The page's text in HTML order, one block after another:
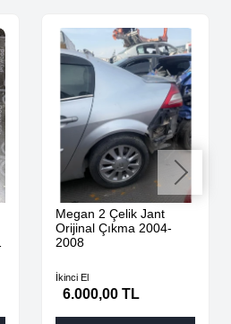
Megan 2 Çelik Jant
Orijinal Çıkma 2004-
2008
İkinci El
6.000,00 TL